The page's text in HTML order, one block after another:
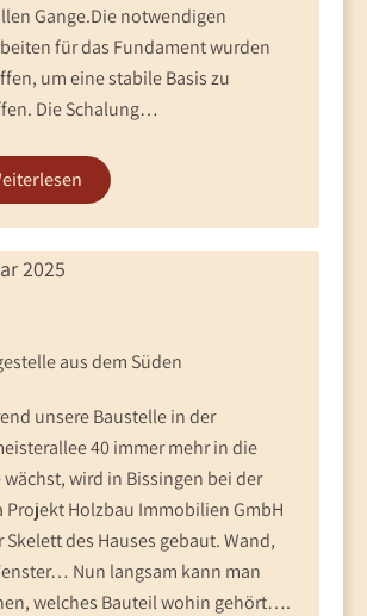
Gange.Die notwendigen
für das Fundament wurden
um eine stabile Basis zu
Die Schalung…
2025
aus dem Süden
unsere Baustelle in der
40 immer mehr in die
wächst, wird in Bissingen bei der
Projekt Holzbau Immobilien GmbH
Skelett des Hauses gebaut. Wand,
Nun langsam kann man
welches Bauteil wohin gehört….